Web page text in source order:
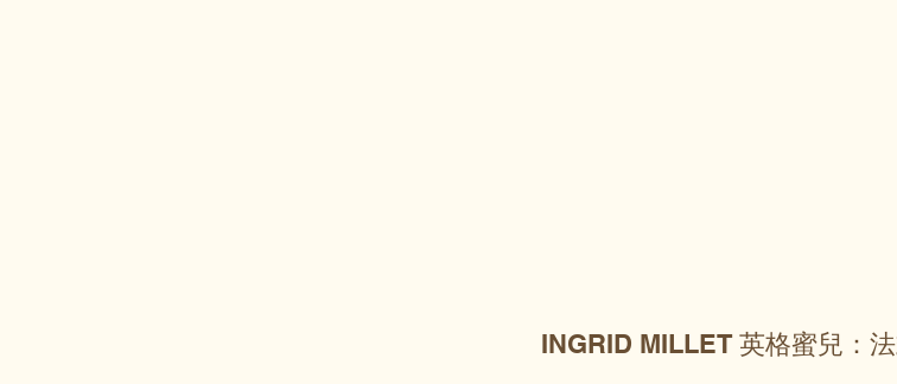
INGRID MILLET 英格蜜兒：